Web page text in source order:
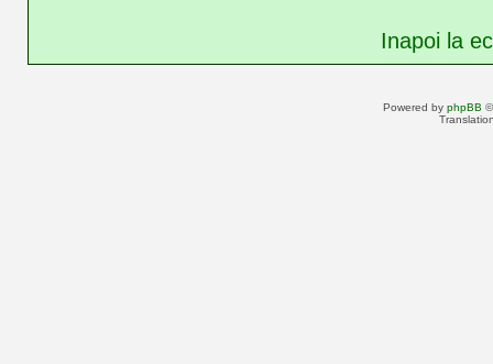
Inapoi la
Powered by phpBB